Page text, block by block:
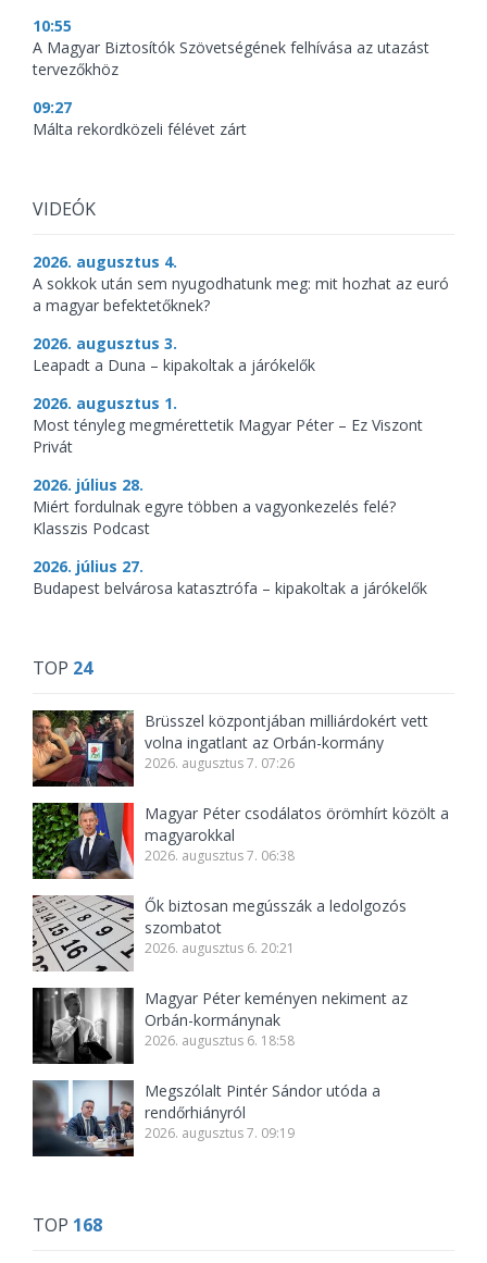
10:55
A Magyar Biztosítók Szövetségének felhívása az utazást
tervezőkhöz
09:27
Málta rekordközeli félévet zárt
VIDEÓK
2026. augusztus 4.
A sokkok után sem nyugodhatunk meg: mit hozhat az euró
a magyar befektetőknek?
2026. augusztus 3.
Leapadt a Duna – kipakoltak a járókelők
2026. augusztus 1.
Most tényleg megmérettetik Magyar Péter – Ez Viszont
Privát
2026. július 28.
Miért fordulnak egyre többen a vagyonkezelés felé?
Klasszis Podcast
2026. július 27.
Budapest belvárosa katasztrófa – kipakoltak a járókelők
TOP 24
Brüsszel központjában milliárdokért vett
volna ingatlant az Orbán-kormány
2026. augusztus 7. 07:26
Magyar Péter csodálatos örömhírt közölt a
magyarokkal
2026. augusztus 7. 06:38
Ők biztosan megússzák a ledolgozós
szombatot
2026. augusztus 6. 20:21
Magyar Péter keményen nekiment az
Orbán-kormánynak
2026. augusztus 6. 18:58
Megszólalt Pintér Sándor utóda a
rendőrhiányról
2026. augusztus 7. 09:19
TOP 168